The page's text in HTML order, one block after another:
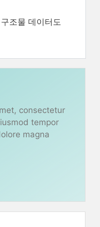
조물 데이터도
consectetur
tempor
magna